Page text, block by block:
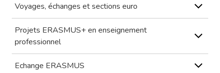
Voyages, échanges et sections euro
Projets ERASMUS+ en enseignement
professionnel
Echange ERASMUS